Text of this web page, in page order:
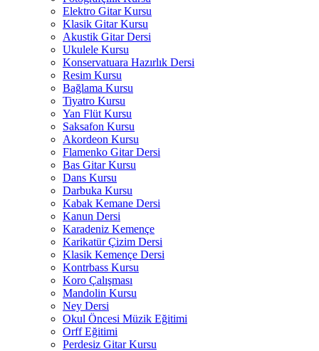
Elektro Gitar Kursu
Klasik Gitar Kursu
Akustik Gitar Dersi
Ukulele Kursu
Konservatuara Hazırlık Dersi
Resim Kursu
Bağlama Kursu
Tiyatro Kursu
Yan Flüt Kursu
Saksafon Kursu
Akordeon Kursu
Flamenko Gitar Dersi
Bas Gitar Kursu
Dans Kursu
Darbuka Kursu
Kabak Kemane Dersi
Kanun Dersi
Karadeniz Kemençe
Karikatür Çizim Dersi
Klasik Kemençe Dersi
Kontrbass Kursu
Koro Çalışması
Mandolin Kursu
Ney Dersi
Okul Öncesi Müzik Eğitimi
Orff Eğitimi
Perdesiz Gitar Kursu